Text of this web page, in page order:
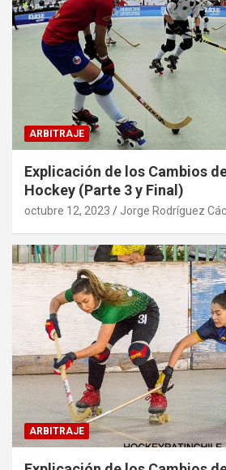
ARBITRAJE
Explicación de los Cambios
Hockey (Parte 3 y Final)
octubre 12, 2023 Jorge Rodríguez
ARBITRAJE